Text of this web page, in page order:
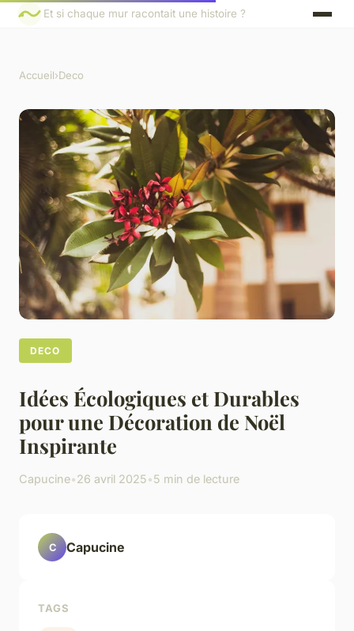
Et si chaque mur racontait une histoire ?
Accueil›Deco
DECO
Idées Écologiques et Durables
pour une Décoration de Noël
Inspirante
Capucine•26 avril 2025•5 min de lecture
C Capucine
TAGS